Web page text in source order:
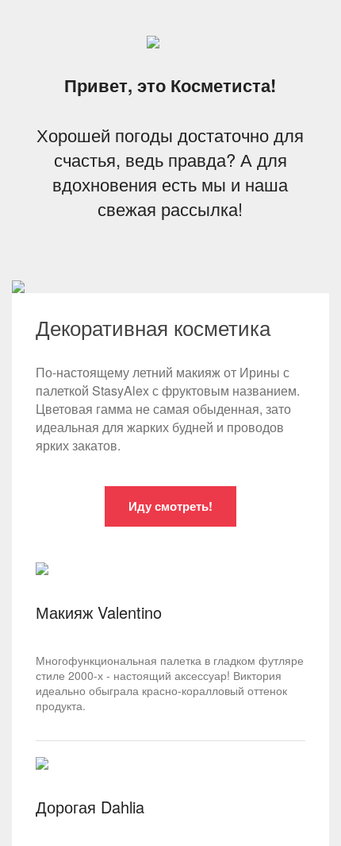
Привет, это Косметиста!
Хорошей погоды достаточно для
счастья, ведь правда? А для
вдохновения есть мы и наша
свежая рассылка!
Декоративная косметика
По-настоящему летний макияж от Ирины с
палеткой StasyAlex с фруктовым названием.
Цветовая гамма не самая обыденная, зато
идеальная для жарких будней и проводов
ярких закатов.
Иду смотреть!
Макияж Valentino
Многофункциональная палетка в гладком футляре
стиле 2000-х - настоящий аксессуар! Виктория
идеально обыграла красно-коралловый оттенок
продукта.
Дорогая Dahlia